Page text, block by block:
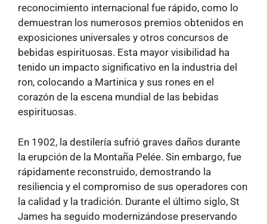
reconocimiento internacional fue rápido, como lo
demuestran los numerosos premios obtenidos en
exposiciones universales y otros concursos de
bebidas espirituosas. Esta mayor visibilidad ha
tenido un impacto significativo en la industria del
ron, colocando a Martinica y sus rones en el
corazón de la escena mundial de las bebidas
espirituosas.
En 1902, la destilería sufrió graves daños durante
la erupción de la Montaña Pelée. Sin embargo, fue
rápidamente reconstruido, demostrando la
resiliencia y el compromiso de sus operadores con
la calidad y la tradición. Durante el último siglo, St
James ha seguido modernizándose preservando